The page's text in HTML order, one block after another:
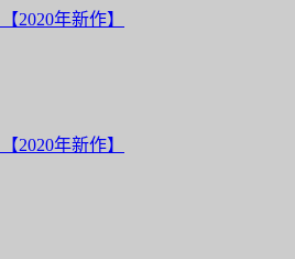
年新作】
年新作】